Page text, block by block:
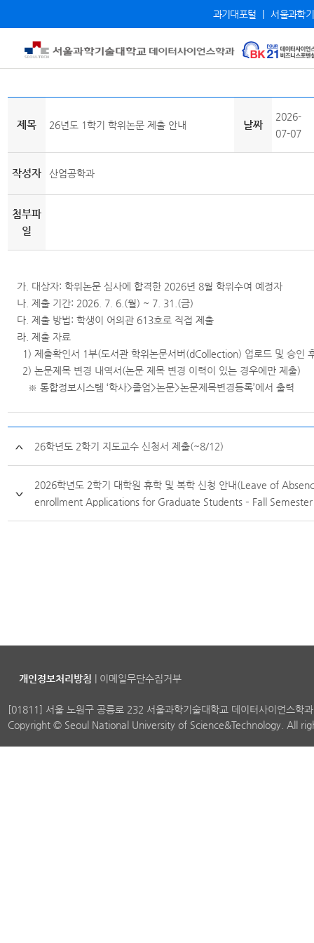
과기대포털 서울과학
제목 26년도 1학기 학위논문 제출 안내 날짜
2026-
07-07
작성자 산업공학과
첨부파
일
가. 대상자: 학위논문 심사에 합격한 2026년 8월 학위수여 예정자
나. 제출 기간: 2026. 7. 6.(월) ~ 7. 31.(금)
다. 제출 방법: 학생이 어의관 613호로 직접 제출
라. 제출 자료
1) 제출확인서 1부(도서관 학위논문서버(dCollection) 업로드 및 승인
2) 논문제목 변경 내역서(논문 제목 변경 이력이 있는 경우에만 제출)
※ 통합정보시스템 ‘학사>졸업>논문>논문제목변경등록’에서 출력
26학년도 2학기 지도교수 신청서 제출(~8/12)
2026학년도 2학기 대학원 휴학 및 복학 신청 안내(Leave of
enrollment Applications for Graduate Students – Fall
개인정보처리방침 이메일무단수집거부
[01811] 서울 노원구 공릉로 232 서울과학기술대학교 데이터사이언스학과
Copyright © Seoul National University of Science&Technology. All